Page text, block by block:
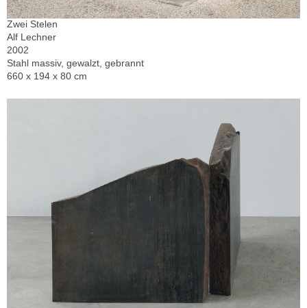
Zwei Stelen
Alf Lechner
2002
Stahl massiv, gewalzt, gebrannt
660 x 194 x 80 cm